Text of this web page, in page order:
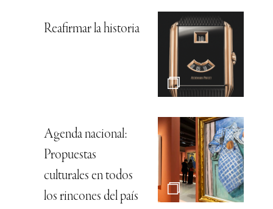
Reafirmar la historia
Agenda nacional:
Propuestas
culturales en todos
los rincones del país